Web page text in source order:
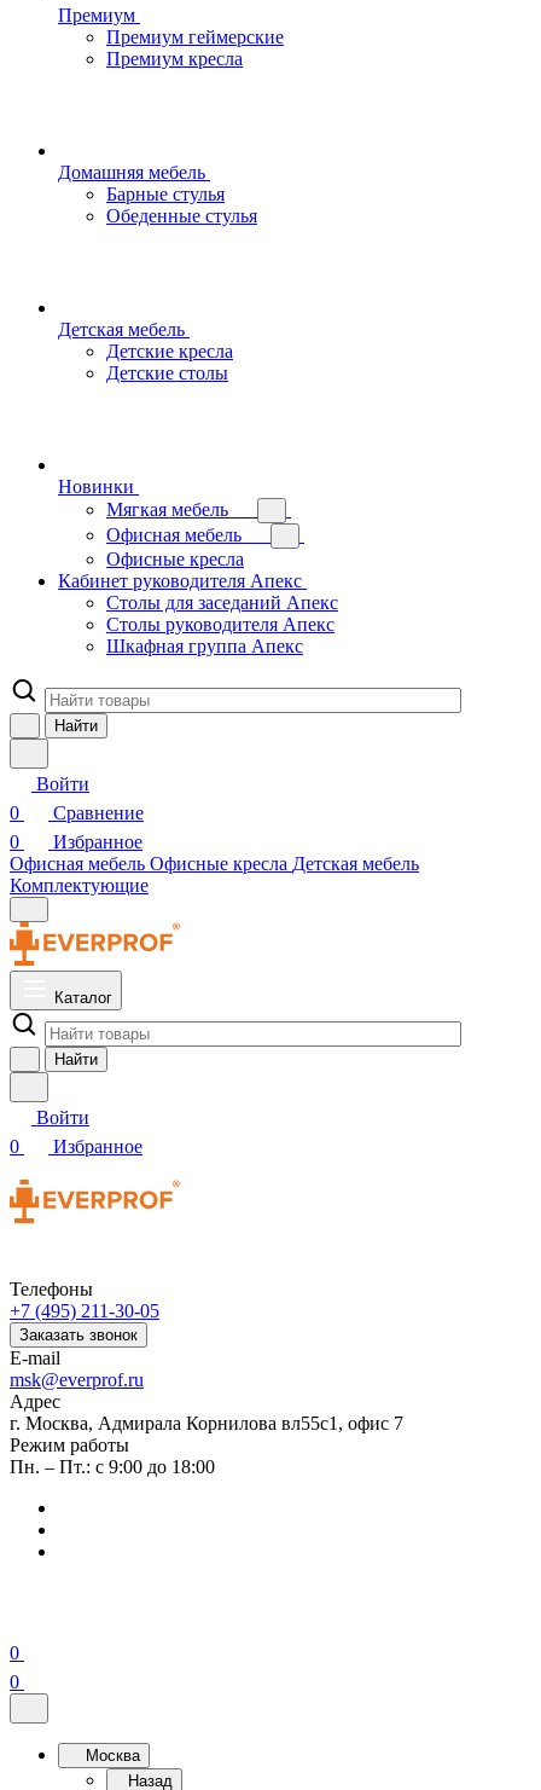
Премиум
Премиум геймерские
Премиум кресла
Домашняя мебель
Барные стулья
Обеденные стулья
Детская мебель
Детские кресла
Детские столы
Новинки
Мягкая мебель
Офисная мебель
Офисные кресла
Кабинет руководителя Апекс
Столы для заседаний Апекс
Столы руководителя Апекс
Шкафная группа Апекс
Найти
Войти
0
Сравнение
0
Избранное
Офисная мебель Офисные кресла Детская мебель
Комплектующие
Каталог
Найти
Войти
0
Избранное
Телефоны
+7 (495) 211-30-05
Заказать звонок
E-mail
msk@everprof.ru
Адрес
г. Москва, Адмирала Корнилова вл55с1, офис 7
Режим работы
Пн. – Пт.: с 9:00 до 18:00
0
0
Москва
Назад